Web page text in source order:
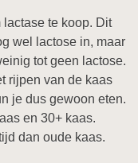
te koop. Dit
wel lactose in, maar
tot geen lactose.
rijpen van de kaas
je dus gewoon eten.
en 30+ kaas.
dan oude kaas.